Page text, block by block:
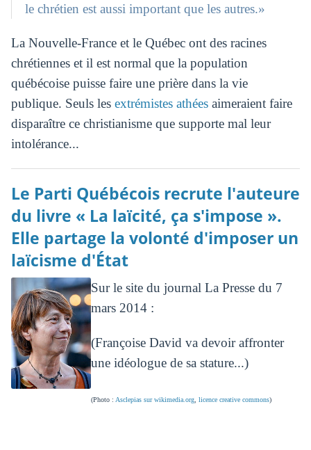
le chrétien est aussi important que les autres.»
La Nouvelle-France et le Québec ont des racines
chrétiennes et il est normal que la population
québécoise puisse faire une prière dans la vie
publique. Seuls les extrémistes athéesaimeraient faire
disparaître ce christianisme que supporte mal leur
intolérance...
Le Parti Québécois recrute l'auteure
du livre « La laïcité, ça s'impose ».
Elle partage la volonté d'imposer un
laïcisme d'État
Sur le site du journal La Presse du 7
mars 2014 :
(Françoise David va devoir affronter
une idéologue de sa stature...)
(Photo : Asclepias sur wikimedia.org, licence creative commons)